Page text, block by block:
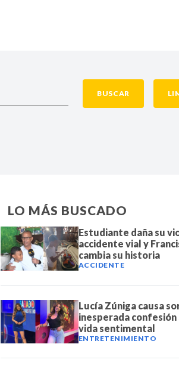
BUSCAR
LO MÁS BUSCADO
Estudiante daña su
accidente vial y
cambia su historia
ACCIDENTE
Lucía Zúniga causa
inesperada confesión
vida sentimental
ENTRETENIMIENTO